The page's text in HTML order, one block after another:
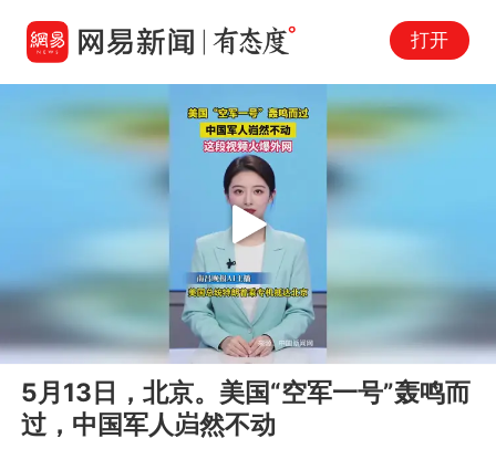
打开
00:00 00:15
Play
5月13日，北京。美国“空军一号”轰鸣而
过，中国军人岿然不动